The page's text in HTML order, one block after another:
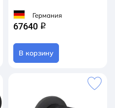
Германия
67640 q
В корзину